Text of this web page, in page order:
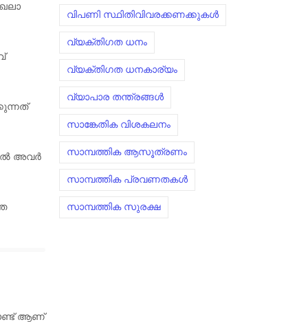
അവർ
ആണ്
വിപണി സ്ഥിതിവിവരക്കണക്കുകൾ
വ്യക്തിഗത ധനം
വ്യക്തിഗത ധനകാര്യം
വ്യാപാര തന്ത്രങ്ങൾ
സാങ്കേതിക വിശകലനം
സാമ്പത്തിക ആസൂത്രണം
സാമ്പത്തിക പ്രവണതകൾ
സാമ്പത്തിക സുരക്ഷ